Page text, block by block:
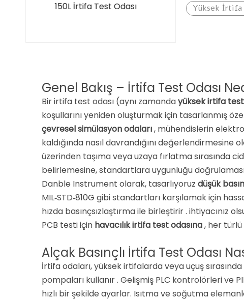
Üç Katmanlı Sabit Sıcaklık
Yüksek İrtifa
Genel Bakış – İrtifa Test Odası
Bir irtifa test odası (aynı zamandayüksek irtifa test
koşullarını yeniden oluşturmak için tasarlanmış
çevresel simülasyon odaları, mühendislerin
kaldığında nasıl davrandığını
üzerinden taşıma veya uzaya fırlatma sırasında
belirlemesine, standartlara uygunluğu
Danble Instrument olarak, tasarlıyoruz düşük
MIL‑STD‑810G gibi standartları karşılamak için
hızda basınçsızlaştırma ile birleştirir. ihtiyacınız
PCB testi için havacılık irtifa test odasına, her türlü
Alçak Basınçlı İrtifa Test Odası
İrtifa odaları, yüksek irtifalarda veya uçuş
pompaları kullanır. Gelişmiş PLC kontrolörleri ve
hızlı bir şekilde ayarlar. Isıtma ve soğutma